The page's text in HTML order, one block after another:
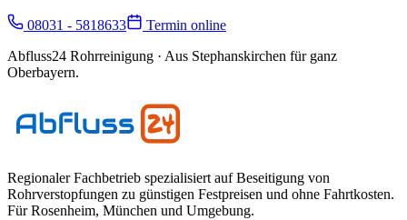
08031 - 5818633
Termin online
Abfluss24 Rohrreinigung · Aus Stephanskirchen für ganz
Oberbayern.
Regionaler Fachbetrieb spezialisiert auf Beseitigung von
Rohrverstopfungen zu günstigen Festpreisen und ohne Fahrtkosten.
FürRosenheim, München und Umgebung.